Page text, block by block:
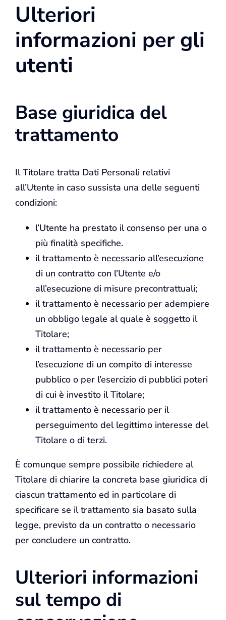
Ulteriori
informazioni per gli
utenti
Base giuridica del
trattamento
Il Titolare tratta Dati Personali relativi
all’Utente in caso sussista una delle seguenti
condizioni:
l’Utente ha prestato il consenso per una o
più finalità specifiche.
il trattamento è necessario all’esecuzione
di un contratto con l’Utente e/o
all’esecuzione di misure precontrattuali;
il trattamento è necessario per adempiere
un obbligo legale al quale è soggetto il
Titolare;
il trattamento è necessario per
l’esecuzione di un compito di interesse
pubblico o per l’esercizio di pubblici poteri
di cui è investito il Titolare;
il trattamento è necessario per il
perseguimento del legittimo interesse del
Titolare o di terzi.
È comunque sempre possibile richiedere al
Titolare di chiarire la concreta base giuridica di
ciascun trattamento ed in particolare di
specificare se il trattamento sia basato sulla
legge, previsto da un contratto o necessario
per concludere un contratto.
Ulteriori informazioni
sul tempo di